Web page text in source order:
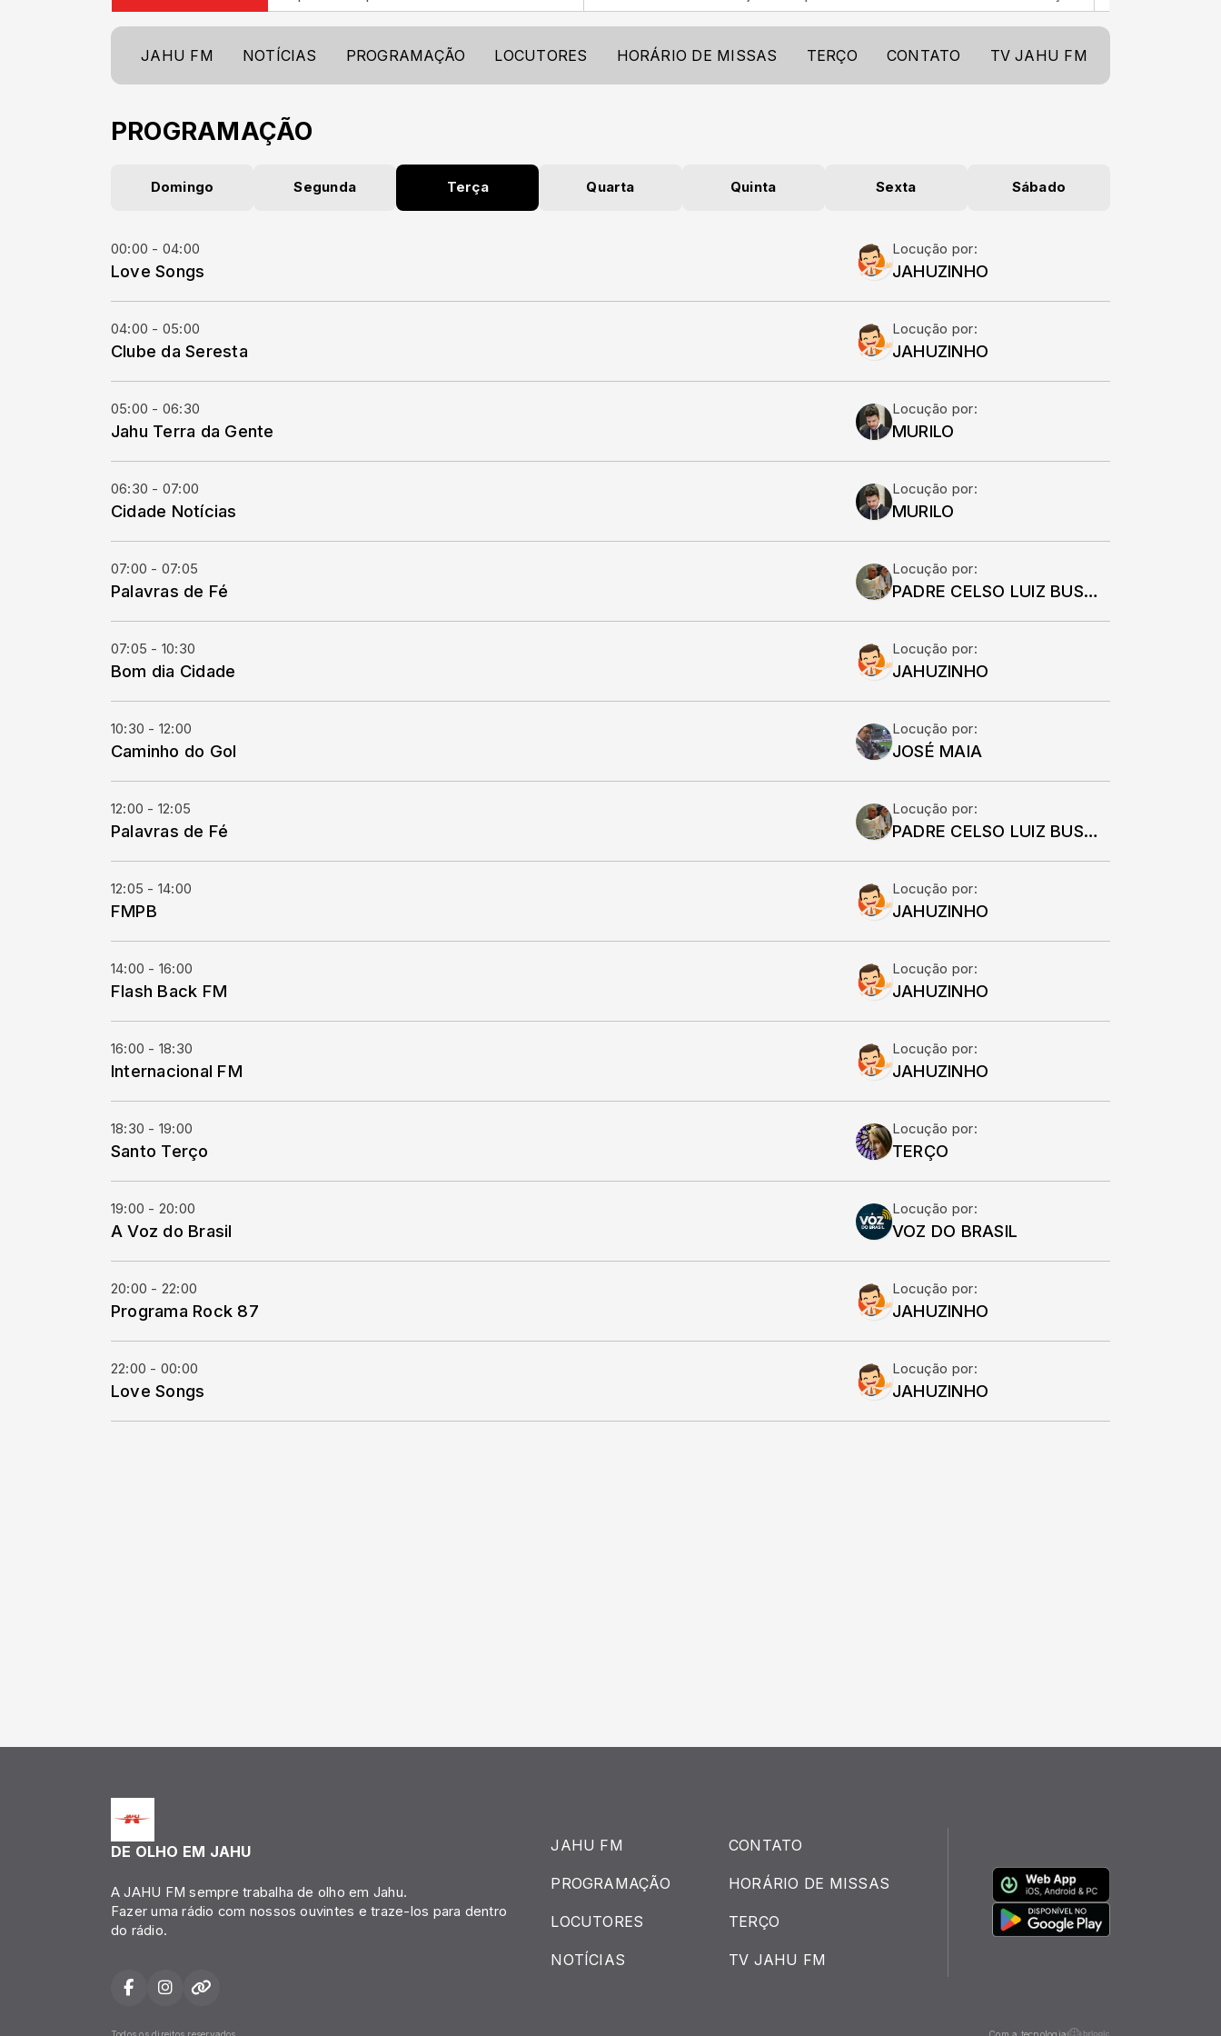
JAHU FM NOTÍCIAS PROGRAMAÇÃO LOCUTORES HORÁRIO DE MISSAS TERÇO CONTATO TV JAHU FM
PROGRAMAÇÃO
Domingo Segunda Terça Quarta Quinta Sexta Sábado
00:00 - 04:00
Love Songs
Locução por:
JAHUZINHO
04:00 - 05:00
Clube da Seresta
Locução por:
JAHUZINHO
05:00 - 06:30
Jahu Terra da Gente
Locução por:
MURILO
06:30 - 07:00
Cidade Notícias
Locução por:
MURILO
07:00 - 07:05
Palavras de Fé
Locução por:
PADRE CELSO LUIZ BUSCARIOLLO
07:05 - 10:30
Bom dia Cidade
Locução por:
JAHUZINHO
10:30 - 12:00
Caminho do Gol
Locução por:
JOSÉ MAIA
12:00 - 12:05
Palavras de Fé
Locução por:
PADRE CELSO LUIZ BUSCARIOLLO
12:05 - 14:00
FMPB
Locução por:
JAHUZINHO
14:00 - 16:00
Flash Back FM
Locução por:
JAHUZINHO
16:00 - 18:30
Internacional FM
Locução por:
JAHUZINHO
18:30 - 19:00
Santo Terço
Locução por:
TERÇO
19:00 - 20:00
A Voz do Brasil
Locução por:
VOZ DO BRASIL
20:00 - 22:00
Programa Rock 87
Locução por:
JAHUZINHO
22:00 - 00:00
Love Songs
Locução por:
JAHUZINHO
DE OLHO EM JAHU
A JAHU FM sempre trabalha de olho em Jahu.
Fazer uma rádio com nossos ouvintes e traze-los para dentro
do rádio.
JAHU FM
PROGRAMAÇÃO
LOCUTORES
NOTÍCIAS
CONTATO
HORÁRIO DE MISSAS
TERÇO
TV JAHU FM